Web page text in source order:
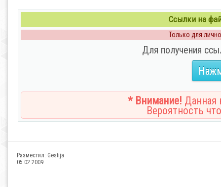
Ссылки на
Только для
Для получения
* Внимание! Данная
Вероятность
Разместил: Gestija
05.02.2009